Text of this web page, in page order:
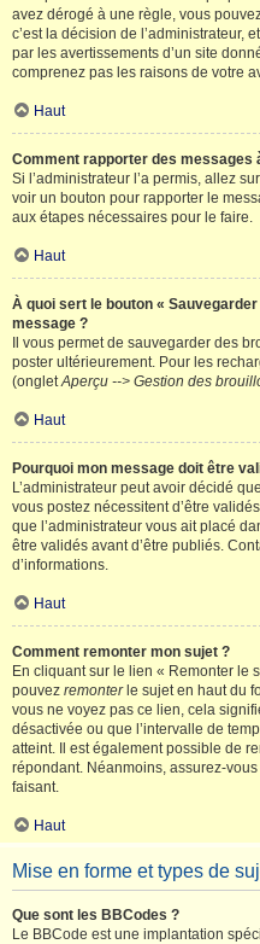
avez dérogé à une règle, vous
c’est la décision de l’administrateur,
par les avertissements d’un site
comprenez pas les raisons de votre
Haut
Comment rapporter des messages
Si l’administrateur l’a permis, allez
voir un bouton pour rapporter le
aux étapes nécessaires pour le faire.
Haut
À quoi sert le bouton «
message ?
Il vous permet de sauvegarder des
poster ultérieurement. Pour les
(ongletAperçu --> Gestion des
Haut
Pourquoi mon message doit être
L’administrateur peut avoir décidé
vous postez nécessitent d’être
que l’administrateur vous ait placé
être validés avant d’être publiés.
d’informations.
Haut
Comment remonter mon sujet ?
En cliquant sur le lien « Remonter le
pouvez remonterle sujet en haut du
vous ne voyez pas ce lien, cela
désactivée ou que l’intervalle de
atteint. Il est également possible de
répondant. Néanmoins, assurez-
faisant.
Haut
Mise en forme et types de
Que sont les BBCodes ?
Le BBCode est une implantation